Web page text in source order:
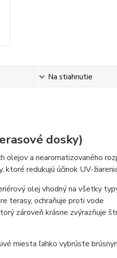
Na stiahnutie
dosky)
a nearomatizovaného
ktoré redukujú účinok UV-
olej vhodný na všetky
terasy, ochraňuje proti vode
zároveň krásne zvýrazňuje
miesta ľahko vybrúste